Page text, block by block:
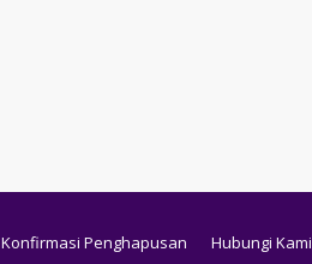
Konfirmasi Penghapusan Hubungi Kami